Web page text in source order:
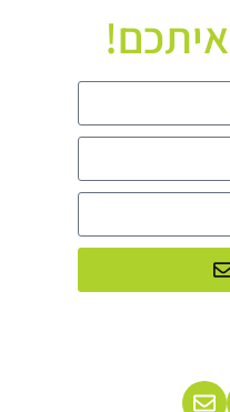
איתכם!